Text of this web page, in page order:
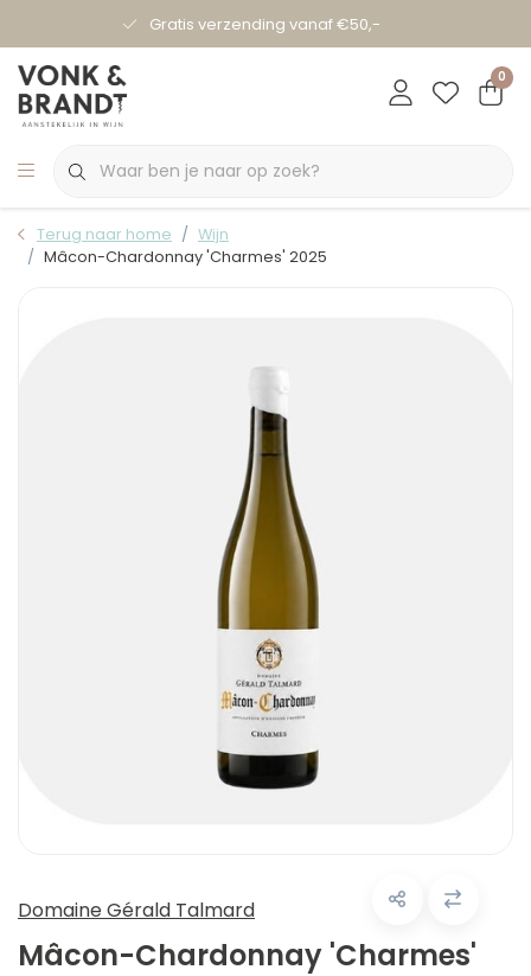
Gratis verzending vanaf €50,-
0
Terug naar home
Wijn
Mâcon-Chardonnay 'Charmes' 2025
Domaine Gérald Talmard
Mâcon-Chardonnay 'Charmes'